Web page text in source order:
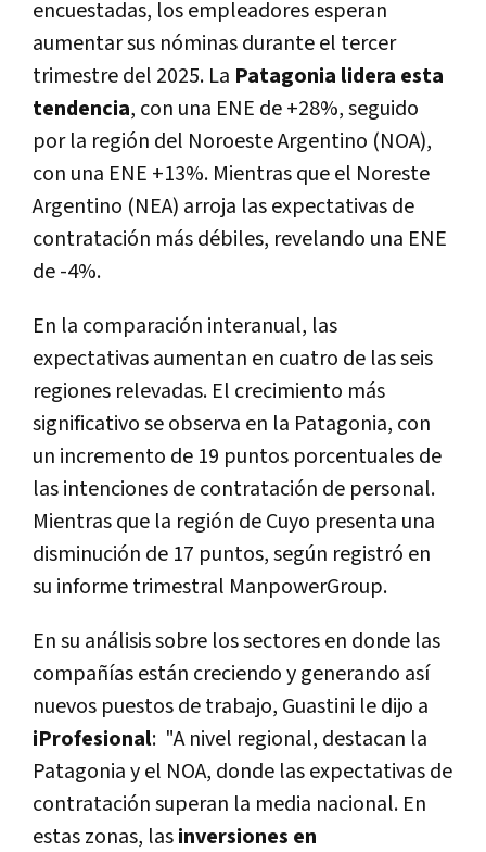
encuestadas, los empleadores esperan
aumentar sus nóminas durante el tercer
trimestre del 2025. La Patagonia lidera esta
tendencia, con una ENE de +28%, seguido
por la región del Noroeste Argentino (NOA),
con una ENE +13%. Mientras que el Noreste
Argentino (NEA) arroja las expectativas de
contratación más débiles, revelando una ENE
de -4%.
En la comparación interanual, las
expectativas aumentan en cuatro de las seis
regiones relevadas. El crecimiento más
significativo se observa en la Patagonia, con
un incremento de 19 puntos porcentuales de
las intenciones de contratación de personal.
Mientras que la región de Cuyo presenta una
disminución de 17 puntos, según registró en
su informe trimestral ManpowerGroup.
En su análisis sobre los sectores en donde las
compañías están creciendo y generando así
nuevos puestos de trabajo, Guastini le dijo a
iProfesional: "A nivel regional, destacan la
Patagonia y el NOA, donde las expectativas de
contratación superan la media nacional. En
estas zonas, lasinversiones en